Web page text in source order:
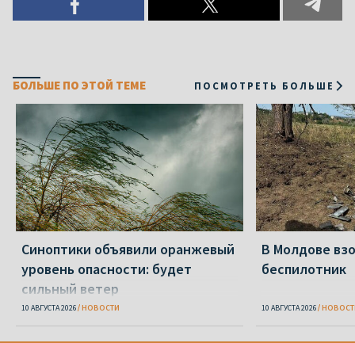
БОЛЬШЕ ПО ЭТОЙ ТЕМЕ ПОСМОТРЕТЬ БОЛЬШЕ
Синоптики объявили оранжевый
уровень опасности: будет
сильный ветер
10 АВГУСТА 2026 НОВОСТИ
В Молдове
беспилотник
10 АВГУСТА 2026